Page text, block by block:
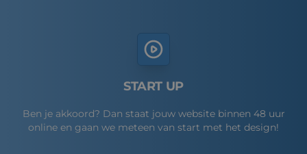
START UP
Ben je akkoord? Dan staat jouw website binnen 48 uur
online en gaan we meteen van start met het design!